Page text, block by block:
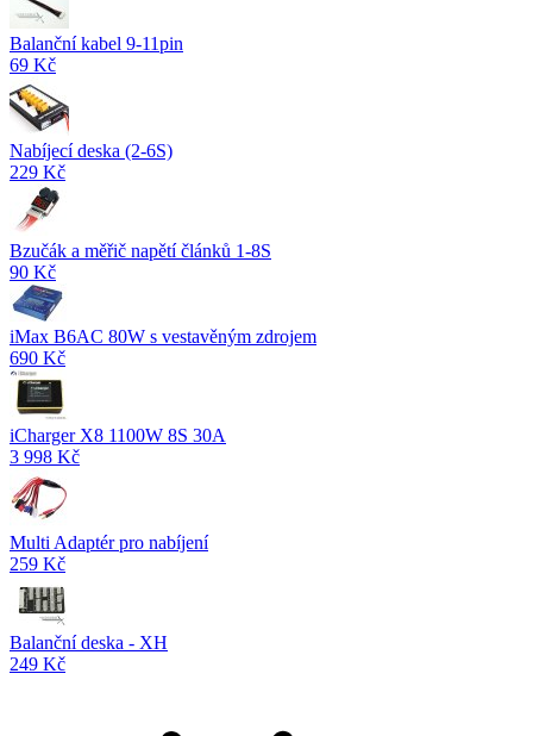
Balanční kabel 9-11pin
69 Kč
Nabíjecí deska (2-6S)
229 Kč
Bzučák a měřič napětí článků 1-8S
90 Kč
iMax B6AC 80W s vestavěným zdrojem
690 Kč
iCharger X8 1100W 8S 30A
3 998 Kč
Multi Adaptér pro nabíjení
259 Kč
Balanční deska - XH
249 Kč